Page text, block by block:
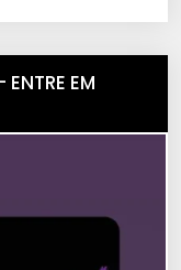
ENTRE EM